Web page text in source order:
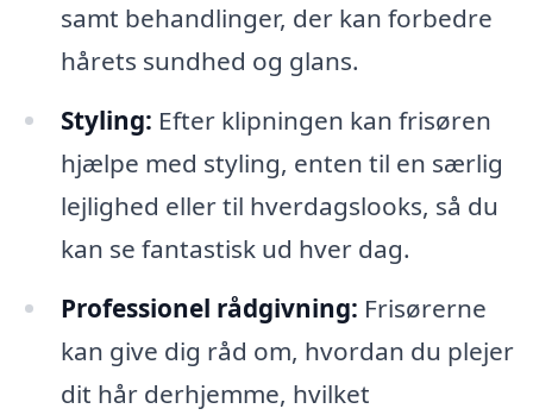
samt behandlinger, der kan forbedre
hårets sundhed og glans.
Styling: Efter klipningen kan frisøren
hjælpe med styling, enten til en særlig
lejlighed eller til hverdagslooks, så du
kan se fantastisk ud hver dag.
Professionel rådgivning: Frisørerne
kan give dig råd om, hvordan du plejer
dit hår derhjemme, hvilket